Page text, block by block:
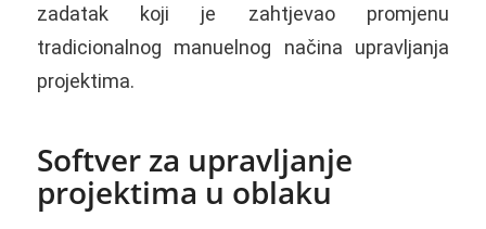
zadatak koji je zahtjevao promjenu
tradicionalnog manuelnog načina upravljanja
projektima.
Softver za upravljanje
projektima u oblaku